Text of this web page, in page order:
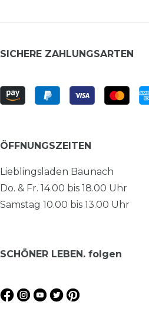
SICHERE ZAHLUNGSARTEN
ÖFFNUNGSZEITEN
Lieblingsladen Baunach
Do. & Fr. 14.00 bis 18.00 Uhr
Samstag 10.00 bis 13.00 Uhr
SCHÖNER LEBEN. folgen